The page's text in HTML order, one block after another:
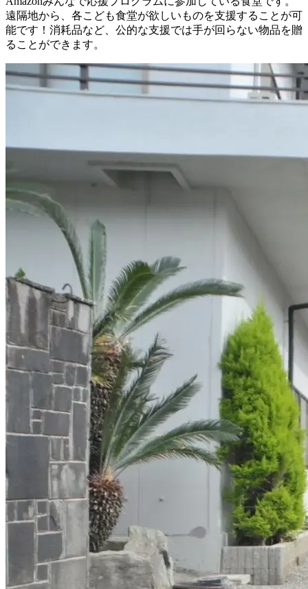
遠隔地から、各こども食堂が欲しいものを支援することが可
能です！消耗品など、公的な支援では手が回らない物品を贈
ることができます。